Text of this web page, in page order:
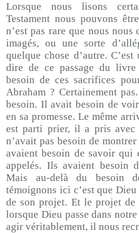
Lorsque nous lisons
Testament nous pouvons
n’est pas rare que nous nous
imagés, ou une sorte
quelque chose d’autre.
dire de ce passage du
besoin de ces sacrifices
Abraham ? Certainement
besoin. Il avait besoin de
en sa promesse. Le même
est parti prier, il a pris avec
n’avait pas besoin de
avaient besoin de savoir qui
appelés. Ils avaient besoin
Mais au-delà du besoin
témoignons ici c’est que
de son projet. Et le projet
lorsque Dieu passe dans
agir véritablement, il nous